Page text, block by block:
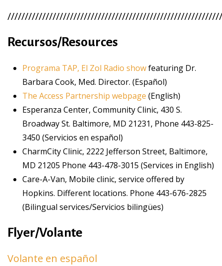
Recursos/Resources
Programa TAP, El Zol Radio showfeaturing Dr.
Barbara Cook, Med. Director. (Español)
The Access Partnership webpage (English)
Esperanza Center, Community Clinic, 430 S.
Broadway St. Baltimore, MD 21231, Phone 443-825-
3450 (Servicios en español)
CharmCity Clinic, 2222 Jefferson Street, Baltimore,
MD 21205 Phone 443-478-3015 (Services in English)
Care-A-Van, Mobile clinic, service offered by
Hopkins. Different locations. Phone 443-676-2825
(Bilingual services/Servicios bilingües)
Flyer/Volante
Volante en español